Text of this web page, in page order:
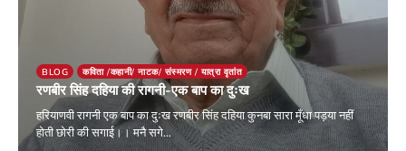
BLOG कविता /कहानी/ नाटक/ संस्मरण / यात्रा वृतांत
रणबीर सिंह दहिया की रागनी-एक बाप का दुःख
हरियाणवी रागनी एक बाप का दुःख रणबीर सिंह दहिया कुनबा सारा मूँधा पड़या नहीं
होती छोरी की सगाई।। मनै सगे…